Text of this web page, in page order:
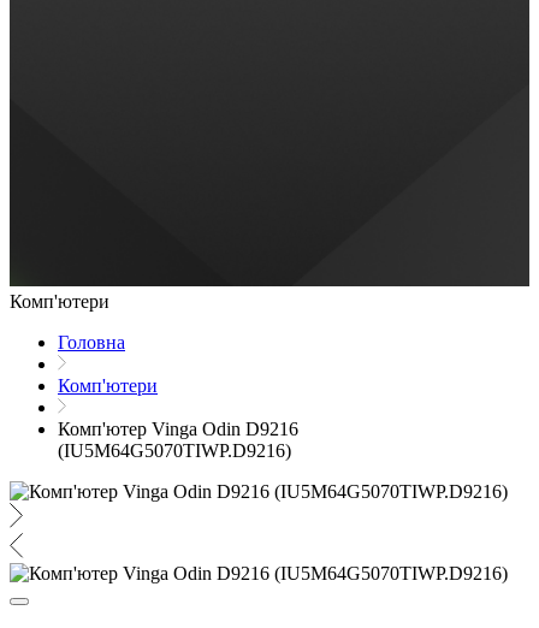
Комп'ютери
Головна
Комп'ютери
Комп'ютер Vinga Odin D9216
(IU5M64G5070TIWP.D9216)